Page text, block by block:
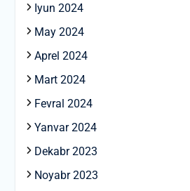
Iyun 2024
May 2024
Aprel 2024
Mart 2024
Fevral 2024
Yanvar 2024
Dekabr 2023
Noyabr 2023